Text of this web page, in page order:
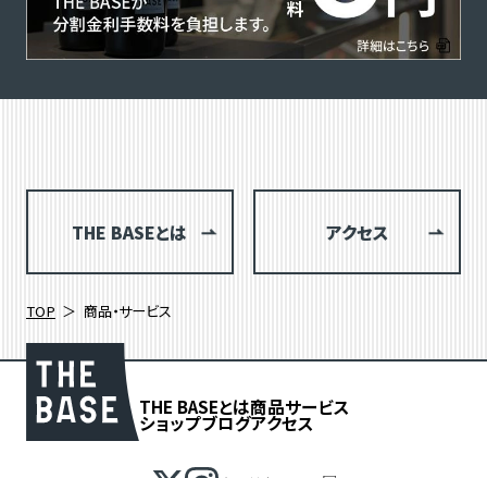
THE BASEとは アクセス
TOP 商品・サービス
THE BASEとは商品サービス
ショップブログアクセス